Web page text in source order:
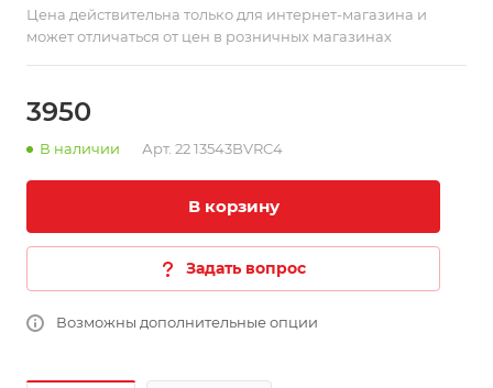
Цена действительна только для интернет-магазина и
может отличаться от цен в розничных магазинах
3950
В наличии Арт. 22 13543BVRC4
В корзину
Задать вопрос
Возможны дополнительные опции